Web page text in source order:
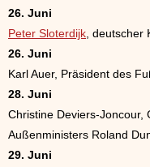
26. Juni
Peter Sloterdijk , deutscher
26. Juni
Karl Auer, Präsident des
28. Juni
Christine Deviers-Joncour,
Außenministers Roland
29. Juni